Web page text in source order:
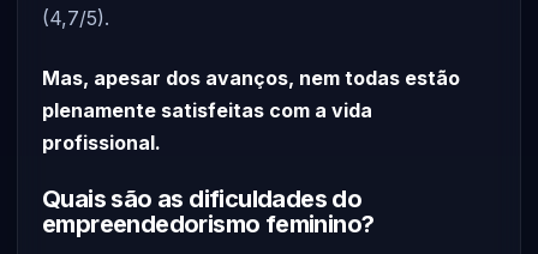
(4,7/5).
Mas, apesar dos avanços, nem todas estão
plenamente satisfeitas com a vida
profissional.
Quais são as dificuldades do
empreendedorismo feminino?